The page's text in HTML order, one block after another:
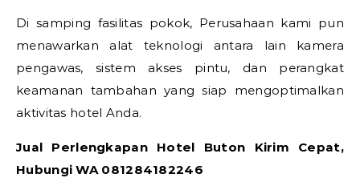
Di samping fasilitas pokok, Perusahaan kami pun
menawarkan alat teknologi antara lain kamera
pengawas, sistem akses pintu, dan perangkat
keamanan tambahan yang siap mengoptimalkan
aktivitas hotel Anda.
Jual Perlengkapan Hotel Buton Kirim Cepat,
Hubungi WA 081284182246